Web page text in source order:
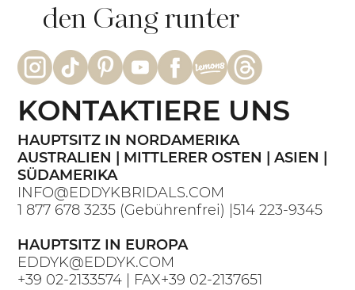
den Gang runter
HAUPTSITZ IN NORDAMERIKA
AUSTRALIEN | MITTLERER OSTEN | ASIEN |
SÜDAMERIKA
INFO@EDDYKBRIDALS.COM
1 877 678 3235 (Gebührenfrei) |514 223-9345
HAUPTSITZ IN EUROPA
EDDYK@EDDYK.COM
+39 02-2133574 | FAX+39 02-2137651
KONTAKTIERE UNS